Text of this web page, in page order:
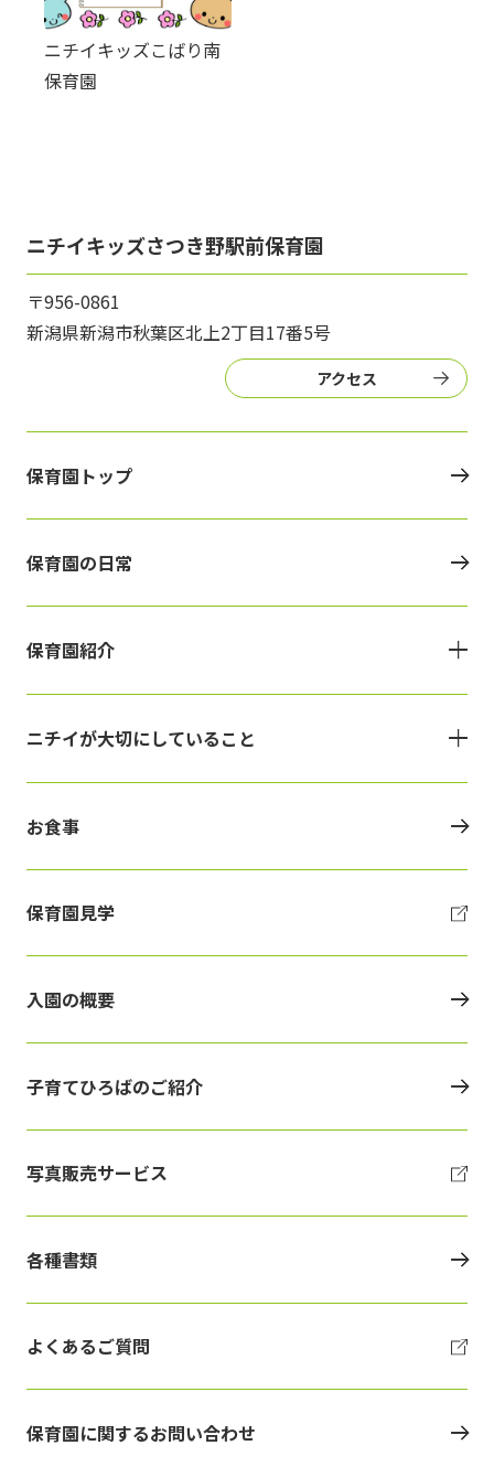
ニチイキッズこばり南
保育園
ニチイキッズさつき野駅前保育園
〒956-0861
新潟県新潟市秋葉区北上2丁目17番5号
アクセス
保育園トップ
保育園の日常
保育園紹介
ニチイが大切にしていること
お食事
保育園見学
入園の概要
子育てひろばのご紹介
写真販売サービス
各種書類
よくあるご質問
保育園に関するお問い合わせ